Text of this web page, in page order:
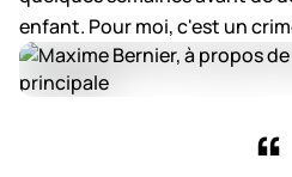
enfant. Pour moi, c'est un